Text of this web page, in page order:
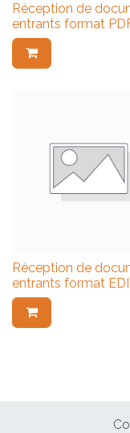
Réception de
entrants format
Réception de
entrants format EDI